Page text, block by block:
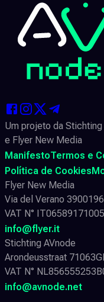
Um projeto da Stichting
e Flyer New Media
ManifestoTermos e
Política de Cookies
Flyer New Media
Via del Verano
VAT N° IT06589171005
info@flyer.it
Stichting AVnode
Arondeusstraat
VAT N°
info@avnode.net